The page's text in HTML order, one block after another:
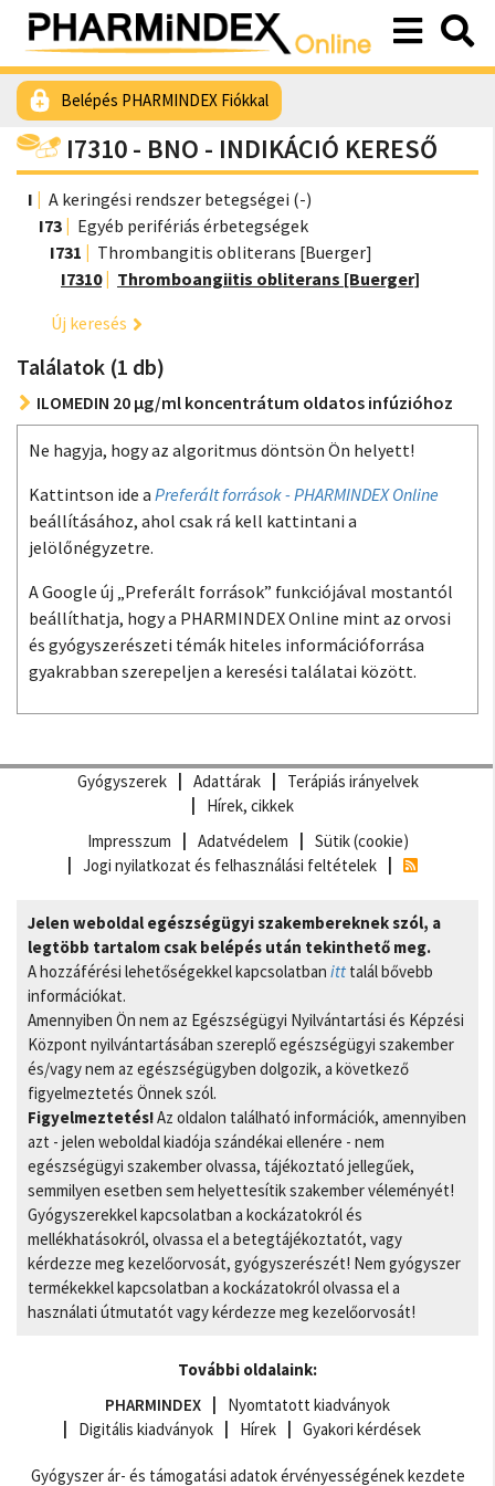
Belépés PHARMINDEX Fiókkal
I7310 - BNO - INDIKÁCIÓ KERESŐ
I
A keringési rendszer betegségei (-)
I73
Egyéb perifériás érbetegségek
I731
Thrombangitis obliterans [Buerger]
I7310
Thromboangiitis obliterans [Buerger]
Új keresés
Találatok (1 db)
ILOMEDIN 20 µg/ml koncentrátum oldatos infúzióhoz
Ne hagyja, hogy az algoritmus döntsön Ön helyett!
Kattintson ide a Preferált források - PHARMINDEX Online
beállításához, ahol csak rá kell kattintani a
jelölőnégyzetre.
A Google új „Preferált források” funkciójával mostantól
beállíthatja, hogy a PHARMINDEX Online mint az orvosi
és gyógyszerészeti témák hiteles információforrása
gyakrabban szerepeljen a keresési találatai között.
Gyógyszerek Adattárak
Terápiás irányelvek
Hírek, cikkek
Impresszum
Adatvédelem
Sütik (cookie)
Jogi nyilatkozat és felhasználási feltételek
Jelen weboldal egészségügyi szakembereknek szól, a
legtöbb tartalom csak belépés után tekinthető meg.
A hozzáférési lehetőségekkel kapcsolatban itt talál bővebb
információkat.
Amennyiben Ön nem az Egészségügyi Nyilvántartási és Képzési
Központ nyilvántartásában szereplő egészségügyi szakember
és/vagy nem az egészségügyben dolgozik, a következő
figyelmeztetés Önnek szól.
Figyelmeztetés!Az oldalon található információk, amennyiben
azt - jelen weboldal kiadója szándékai ellenére - nem
egészségügyi szakember olvassa, tájékoztató jellegűek,
semmilyen esetben sem helyettesítik szakember véleményét!
Gyógyszerekkel kapcsolatban a kockázatokról és
mellékhatásokról, olvassa el a betegtájékoztatót, vagy
kérdezze meg kezelőorvosát, gyógyszerészét! Nem gyógyszer
termékekkel kapcsolatban a kockázatokról olvassa el a
használati útmutatót vagy kérdezze meg kezelőorvosát!
További oldalaink:
PHARMINDEX
Nyomtatott kiadványok
Digitális kiadványok
Hírek Gyakori kérdések
Gyógyszer ár- és támogatási adatok érvényességének kezdete